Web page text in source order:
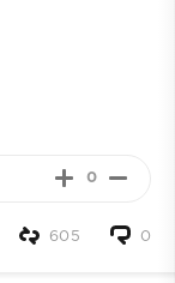
0
0
605